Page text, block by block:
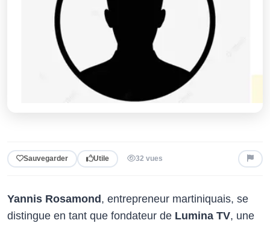
Sauvegarder Utile 32 vues
Yannis Rosamond , entrepreneur martiniquais, se
distingue en tant que fondateur de Lumina TV, une